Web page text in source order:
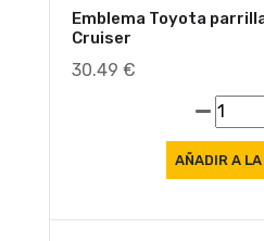
Emblema Toyota
Cruiser
30.49 €